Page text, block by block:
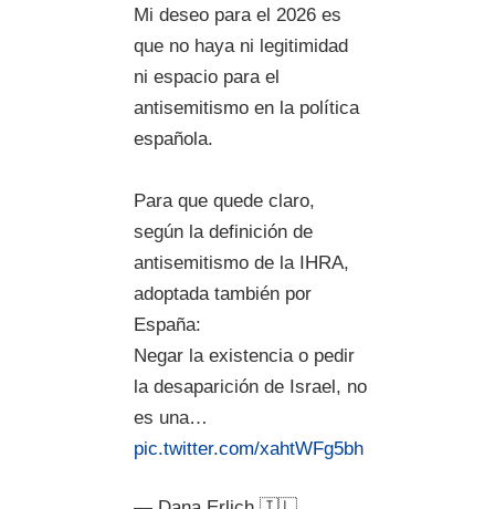
Mi deseo para el 2026 es
que no haya ni legitimidad
ni espacio para el
antisemitismo en la política
española.
Para que quede claro,
según la definición de
antisemitismo de la IHRA,
adoptada también por
España:
Negar la existencia o pedir
la desaparición de Israel, no
es una…
pic.twitter.com/xahtWFg5bh